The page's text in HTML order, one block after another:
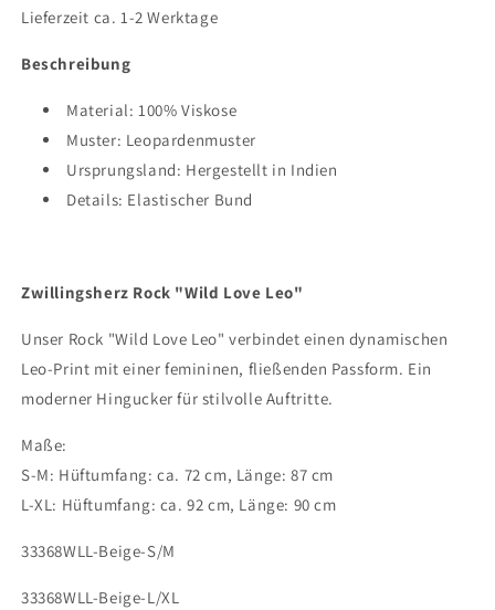
Viskose
Viskose
Lieferzeit ca. 1-2 Werktage
Beschreibung
Material: 100% Viskose
Muster: Leopardenmuster
Ursprungsland: Hergestellt in Indien
Details: Elastischer Bund
Zwillingsherz Rock "Wild Love Leo"
Unser Rock "Wild Love Leo" verbindet einen dynamischen
Leo-Print mit einer femininen, fließenden Passform. Ein
moderner Hingucker für stilvolle Auftritte.
Maße:
S-M: Hüftumfang: ca. 72 cm, Länge: 87 cm
L-XL: Hüftumfang: ca. 92 cm, Länge: 90 cm
33368WLL-Beige-S/M
33368WLL-Beige-L/XL